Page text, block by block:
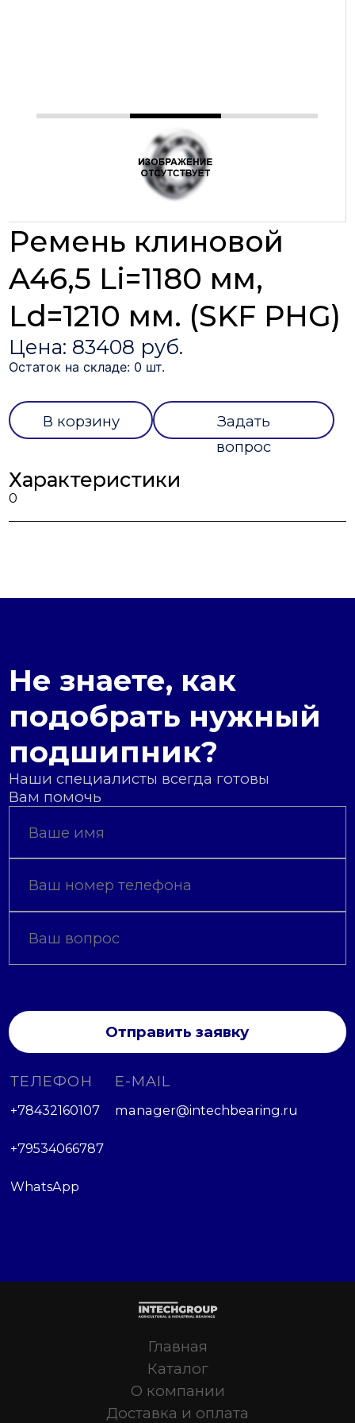
Ремень клиновой
A46,5 Li=1180 мм,
Ld=1210 мм. (SKF PHG)
Цена: 83408 руб.
Остаток на складе: 0 шт.
В корзину
Задать
вопрос
Характеристики
0
Не знаете, как
подобрать нужный
подшипник?
Наши специалисты всегда готовы
Вам помочь
Отправить заявку
ТЕЛЕФОН
+78432160107
+79534066787
WhatsApp
E-MAIL
manager@intechbearing.ru
Главная
Каталог
О компании
Доставка и оплата